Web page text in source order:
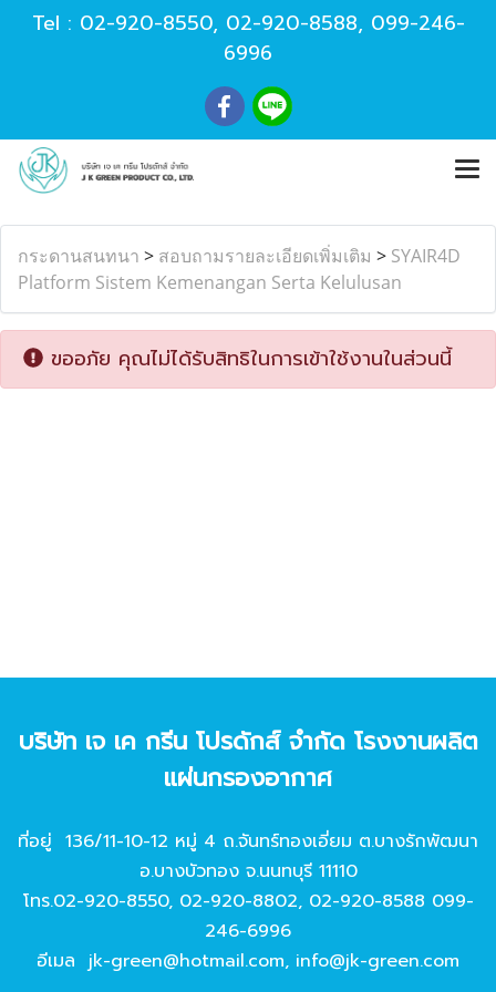
Tel : 02-920-8550, 02-920-8588, 099-246-
6996
กระดานสนทนา > สอบถามรายละเอียดเพิ่มเติม > SYAIR4D
Platform Sistem Kemenangan Serta Kelulusan
ขออภัย คุณไม่ได้รับสิทธิในการเข้าใช้งานในส่วนนี้
บริษัท เจ เค กรีน โปรดักส์ จํากัด โรงงานผลิต
แผ่นกรองอากาศ
ที่อยู่ 136/11-10-12 หมู่ 4 ถ.จันทร์ทองเอี่ยม ต.บางรักพัฒนา
อ.บางบัวทอง จ.นนทบุรี 11110
โทร.02-920-8550, 02-920-8802, 02-920-8588 099-
246-6996
อีเมล jk-green@hotmail.com, info@jk-green.com